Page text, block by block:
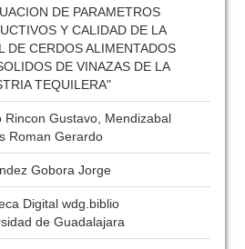
DE PARAMETROS
Y CALIDAD DE LA
DE CERDOS ALIMENTADOS
DE VINAZAS DE LA
TEQUILERA"
Rincon Gustavo, Mendizabal
Roman Gerardo
Gobora Jorge
Digital wdg.biblio
de Guadalajara